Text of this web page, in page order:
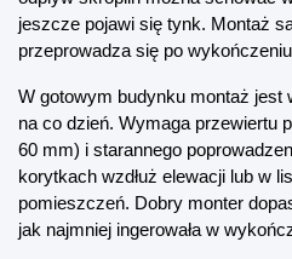
jeszcze pojawi się tynk. Montaż
przeprowadza się po
W gotowym budynku montaż jest
na co dzień. Wymaga przewiertu
60 mm) i starannego
korytkach wzdłuż elewacji lub w
pomieszczeń. Dobry monter
jak najmniej ingerowała w